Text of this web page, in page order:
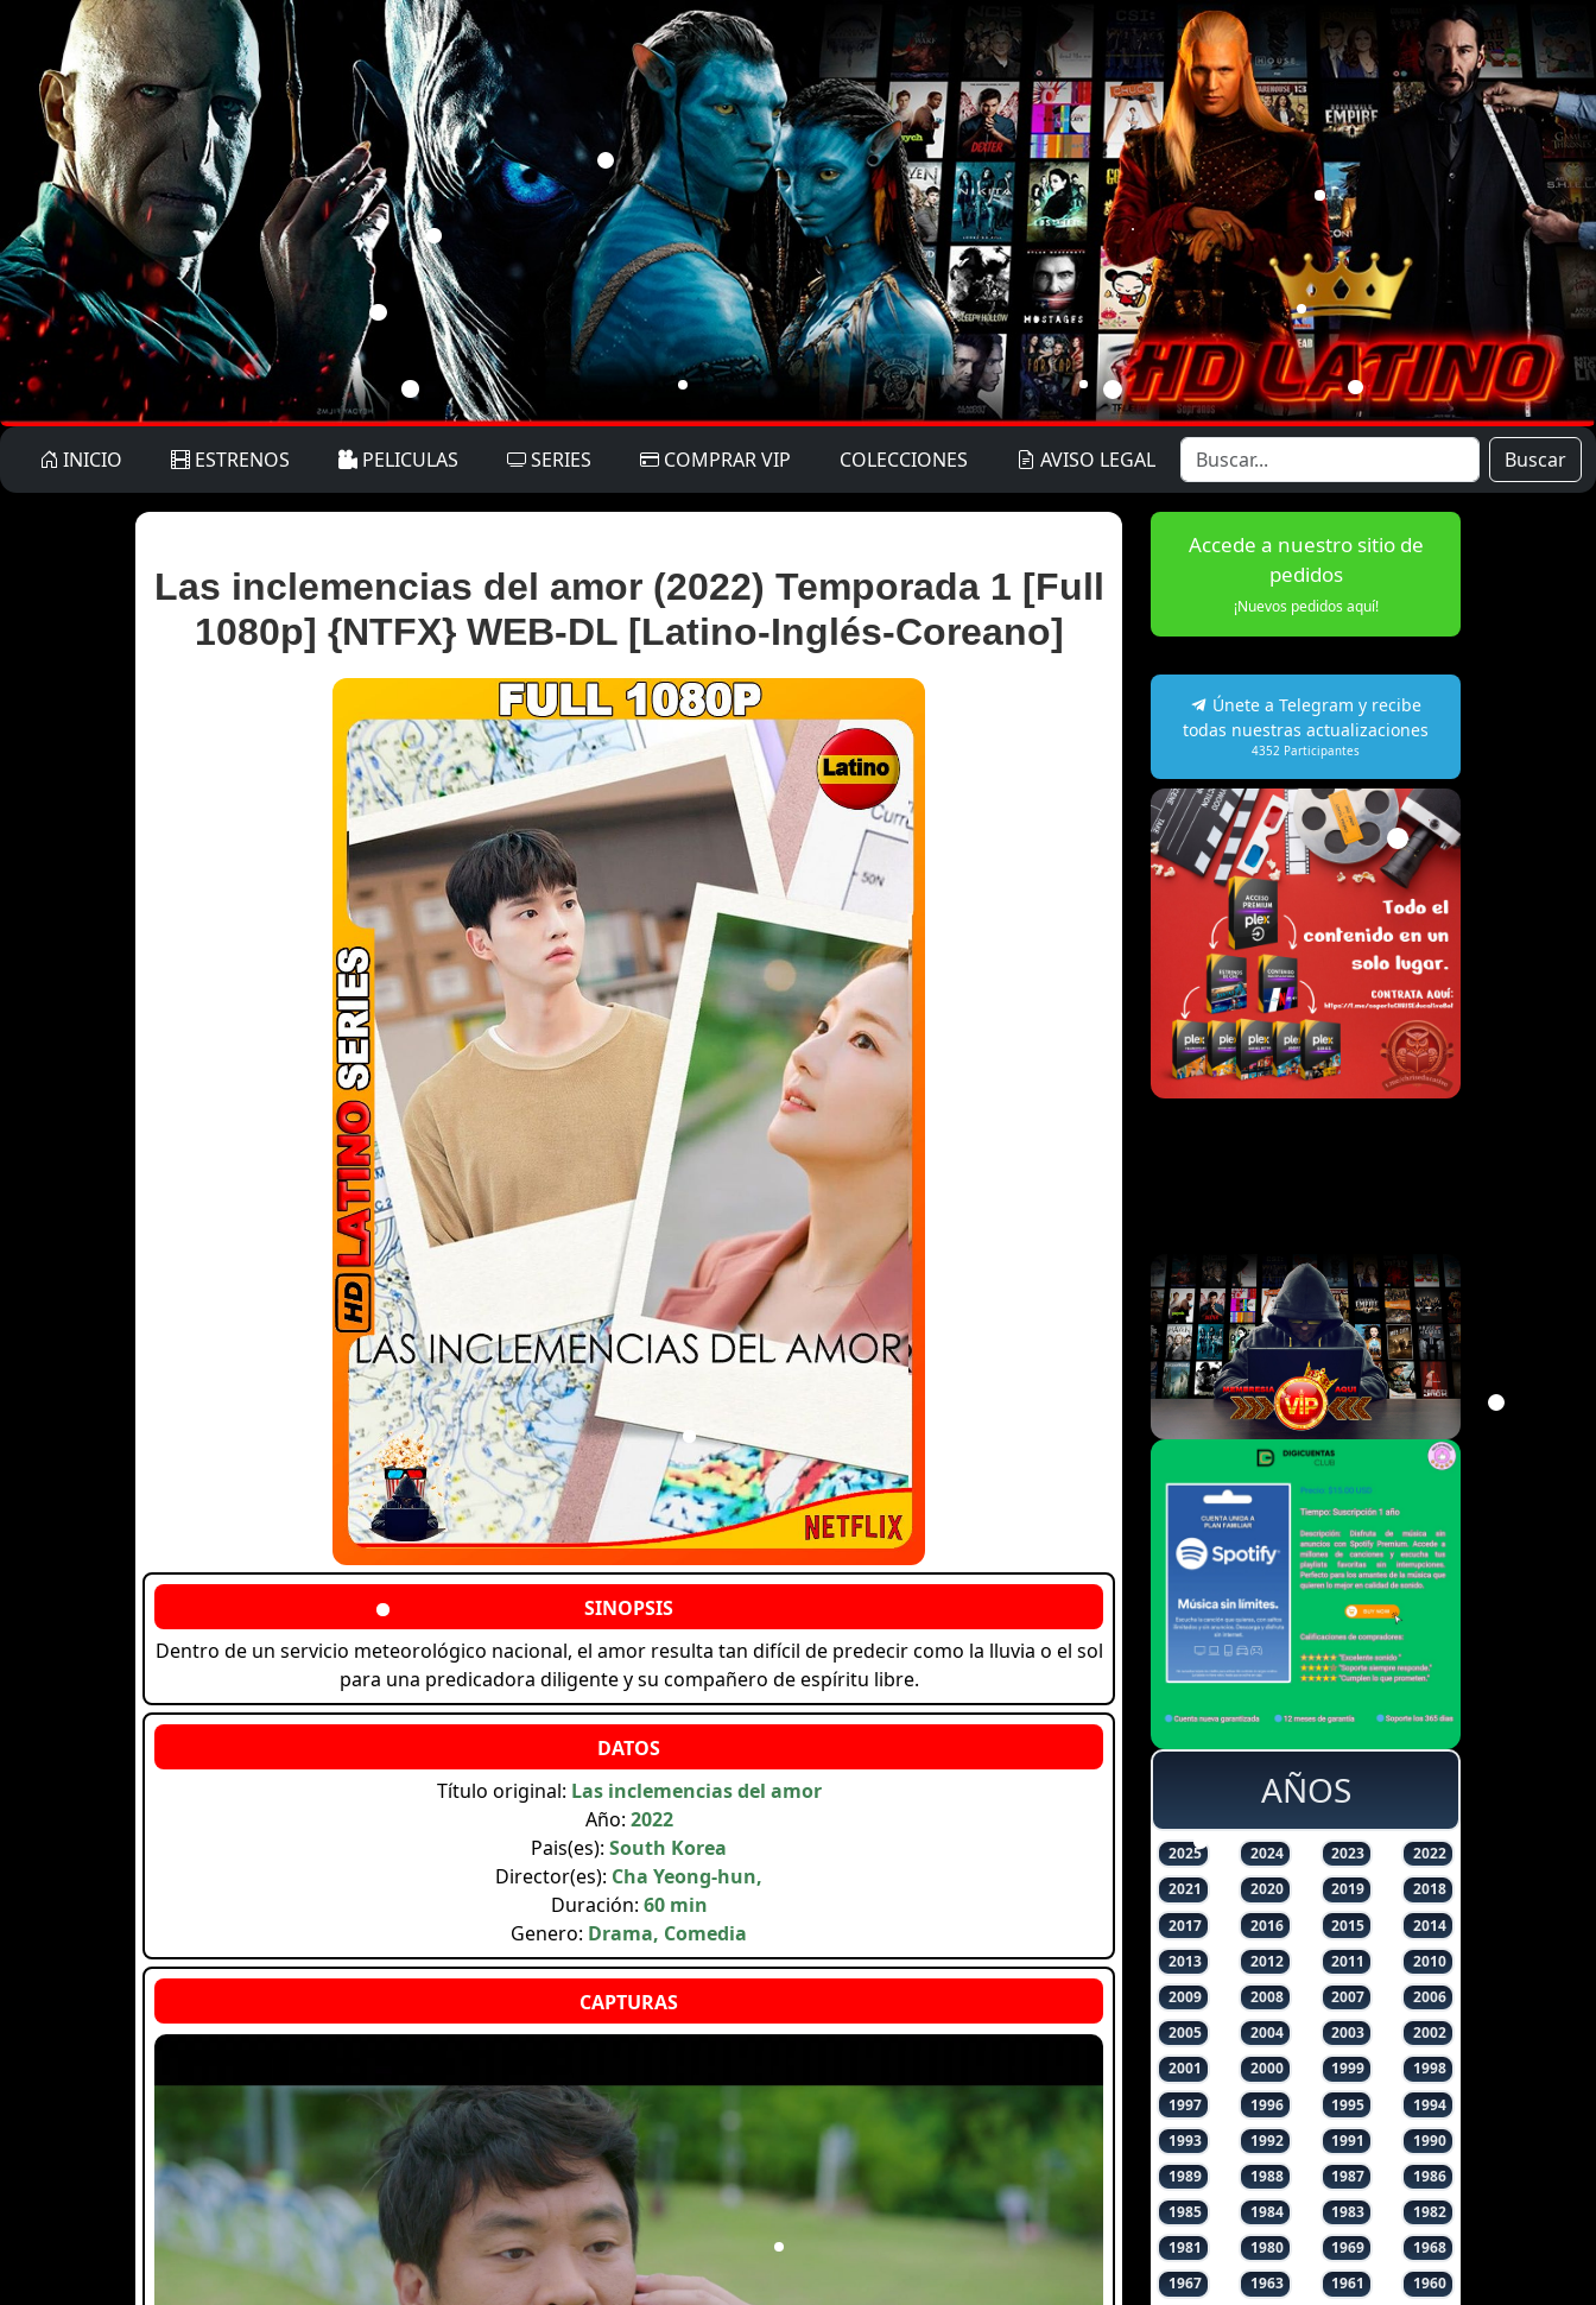
INICIO ESTRENOS PELICULAS SERIES COMPRAR VIP COLECCIONES AVISO LEGAL Buscar
Las inclemencias del amor (2022) Temporada 1 [Full
1080p] {NTFX} WEB-DL [Latino-Inglés-Coreano]
Dentro de un servicio meteorológico nacional, el amor resulta tan difícil de predecir como la lluvia o el sol
para una predicadora diligente y su compañero de espíritu libre.
Título original: Las inclemencias del amor
Año: 2022
Pais(es): South Korea
Director(es): Cha Yeong-hun,
Duración: 60 min
Genero: Drama, Comedia
Accede a nuestro sitio de
pedidos
¡Nuevos pedidos aquí!
Únete a Telegram y recibe
todas nuestras actualizaciones
4352 Participantes
AÑOS
2025 2024 2023
2022
2021
2020 2019
2018
2017
2016 2015
2014
2013
2012 2011
2010
2009
2008 2007
2006
2005
2004 2003
2002
2001
2000 1999
1998
1997
1996 1995
1994
1993
1992 1991
1990
1989
1988 1987
1986
1985
1984 1983
1982
1981
1980 1969
1968
1967
1963 1961
1960